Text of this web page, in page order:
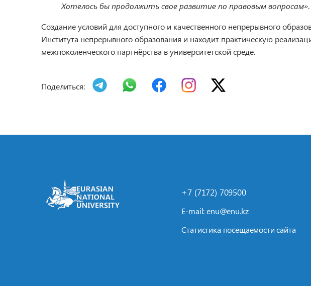
Хотелось бы продолжить свое развитие по правовым вопросам».
Создание условий для доступного и качественного непрерывного
Института непрерывного образования и находит практическую
межпоколенческого партнёрства в университетской среде.
Поделиться:
+7 (7172) 709500
E-mail:enu@enu.kz
Статистика посещаемости сайта